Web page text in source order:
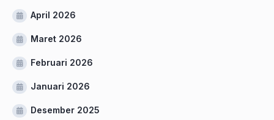
April 2026
Maret 2026
Februari 2026
Januari 2026
Desember 2025